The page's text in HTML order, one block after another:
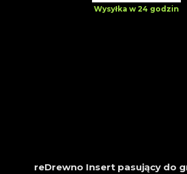
Wysyłka w 24 godzin
reDrewno Insert pasujący do